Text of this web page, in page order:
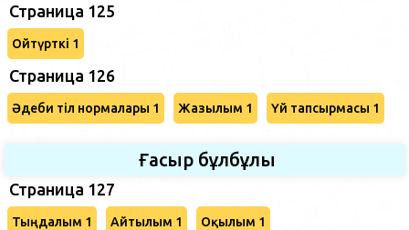
Страница 125
Ойтүрткі 1
Страница 126
Әдеби тіл нормалары 1 Жазылым 1 Үй тапсырмасы 1
Ғасыр бұлбұлы
Страница 127
Тыңдалым 1 Айтылым 1 Оқылым 1